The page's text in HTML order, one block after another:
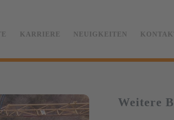
KARRIERE NEUIGKEITEN
Weitere